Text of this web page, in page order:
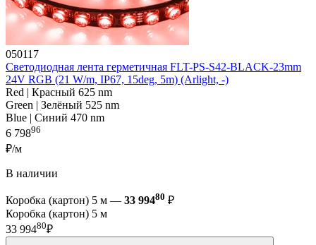
050117
Светодиодная лента герметичная FLT-PS-S42-BLACK-23mm
24V RGB (21 W/m, IP67, 15deg, 5m) (Arlight, -)
Red | Красный 625 nm
Green | Зелёный 525 nm
Blue | Синий 470 nm
6 79896
₽/м
В наличии
Коробка (картон) 5 м — 33 99480 ₽
Коробка (картон) 5 м
33 99480₽